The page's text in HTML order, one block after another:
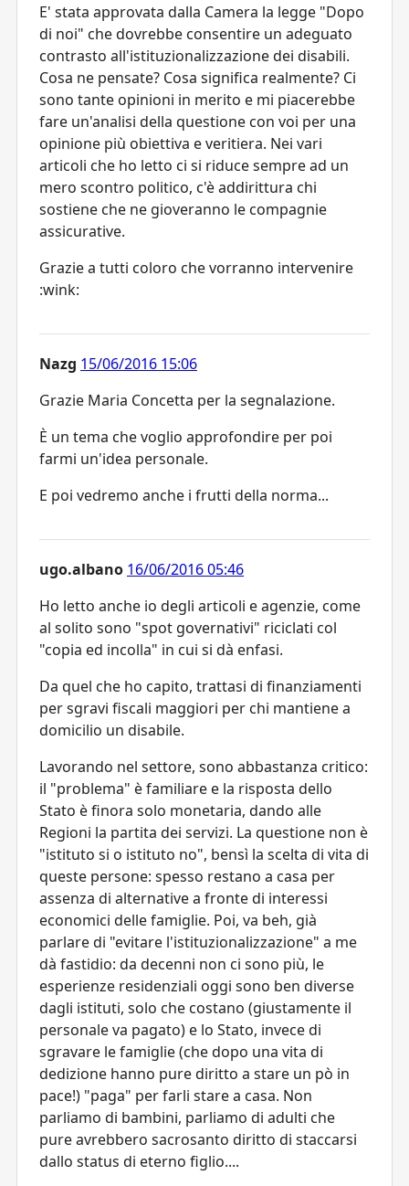
E' stata approvata dalla Camera la legge "Dopo
di noi" che dovrebbe consentire un adeguato
contrasto all'istituzionalizzazione dei disabili.
Cosa ne pensate? Cosa significa realmente? Ci
sono tante opinioni in merito e mi piacerebbe
fare un'analisi della questione con voi per una
opinione più obiettiva e veritiera. Nei vari
articoli che ho letto ci si riduce sempre ad un
mero scontro politico, c'è addirittura chi
sostiene che ne gioveranno le compagnie
assicurative.
Grazie a tutti coloro che vorranno intervenire
:wink:
Nazg 15/06/2016 15:06
Grazie Maria Concetta per la segnalazione.
È un tema che voglio approfondire per poi
farmi un'idea personale.
E poi vedremo anche i frutti della norma...
ugo.albano 16/06/2016 05:46
Ho letto anche io degli articoli e agenzie, come
al solito sono "spot governativi" riciclati col
"copia ed incolla" in cui si dà enfasi.
Da quel che ho capito, trattasi di finanziamenti
per sgravi fiscali maggiori per chi mantiene a
domicilio un disabile.
Lavorando nel settore, sono abbastanza critico:
il "problema" è familiare e la risposta dello
Stato è finora solo monetaria, dando alle
Regioni la partita dei servizi. La questione non è
"istituto si o istituto no", bensì la scelta di vita di
queste persone: spesso restano a casa per
assenza di alternative a fronte di interessi
economici delle famiglie. Poi, va beh, già
parlare di "evitare l'istituzionalizzazione" a me
dà fastidio: da decenni non ci sono più, le
esperienze residenziali oggi sono ben diverse
dagli istituti, solo che costano (giustamente il
personale va pagato) e lo Stato, invece di
sgravare le famiglie (che dopo una vita di
dedizione hanno pure diritto a stare un pò in
pace!) "paga" per farli stare a casa. Non
parliamo di bambini, parliamo di adulti che
pure avrebbero sacrosanto diritto di staccarsi
dallo status di eterno figlio....